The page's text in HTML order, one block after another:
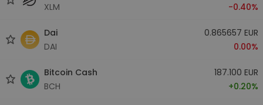
XLM
-0.40%
Dai
DAI
0.865657 EUR
0.00%
Bitcoin Cash
BCH
187.100 EUR
+0.20%